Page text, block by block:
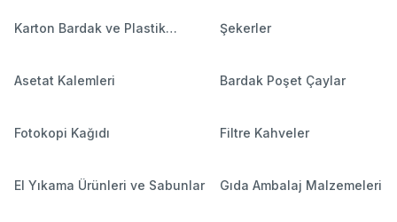
Karton Bardak ve Plastik
Şekerler
Asetat Kalemleri Bardak Poşet Çaylar
Fotokopi Kağıdı Filtre Kahveler
El Yıkama Ürünleri ve Sabunlar Gıda Ambalaj Malzemeleri